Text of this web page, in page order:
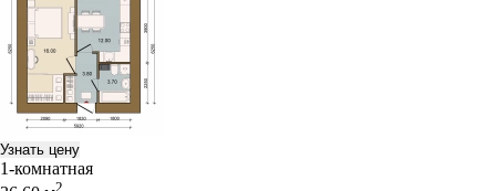
Узнать цену
1-комнатная
2